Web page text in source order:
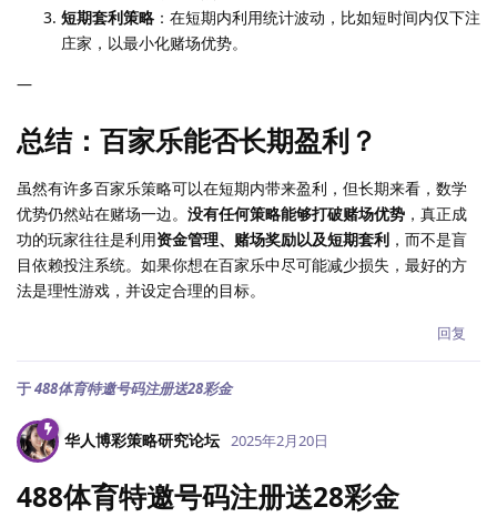
短期套利策略 ：在短期内利用统计波动，比如短时间内仅下注
庄家，以最小化赌场优势。
—
总结：百家乐能否长期盈利？
虽然有许多百家乐策略可以在短期内带来盈利，但长期来看，数学
优势仍然站在赌场一边。 没有任何策略能够打破赌场优势 ，真正成
功的玩家往往是利用资金管理、赌场奖励以及短期套利 ，而不是盲
目依赖投注系统。如果你想在百家乐中尽可能减少损失，最好的方
法是理性游戏，并设定合理的目标。
回复
于488体育特邀号码注册送28彩金
华人博彩策略研究论坛 2025年2月20日
488体育特邀号码注册送28彩金